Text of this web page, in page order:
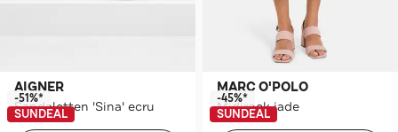
AIGNER
Sandaletten 'Sina' ecru
-51%*
SUNDEAL
MARC O'POLO
Midirock jade
-45%*
SUNDEAL